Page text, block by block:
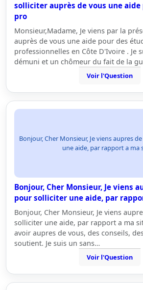
solliciter auprès de vous une aide
pro
Monsieur,Madame, Je viens par la
auprès de vous une aide pour des
professionnelles en Côte D'Ivoire . Je
démuni et un chômeur du fait de la
Voir l'Question
Bonjour, Cher Monsieur, Je viens aupres
une aide, par rapport a ma
Bonjour, Cher Monsieur, Je viens
pour solliciter une aide, par
Bonjour, Cher Monsieur, Je viens
solliciter une aide, par rapport a ma
avoir aupres de vous, des conseils,
soutient. Je suis un sans…
Voir l'Question